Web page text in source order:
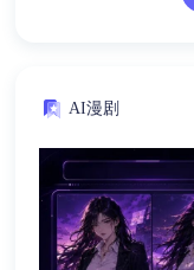
AI漫剧